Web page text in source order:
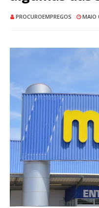
PROCUROEMPREGOS MAIO